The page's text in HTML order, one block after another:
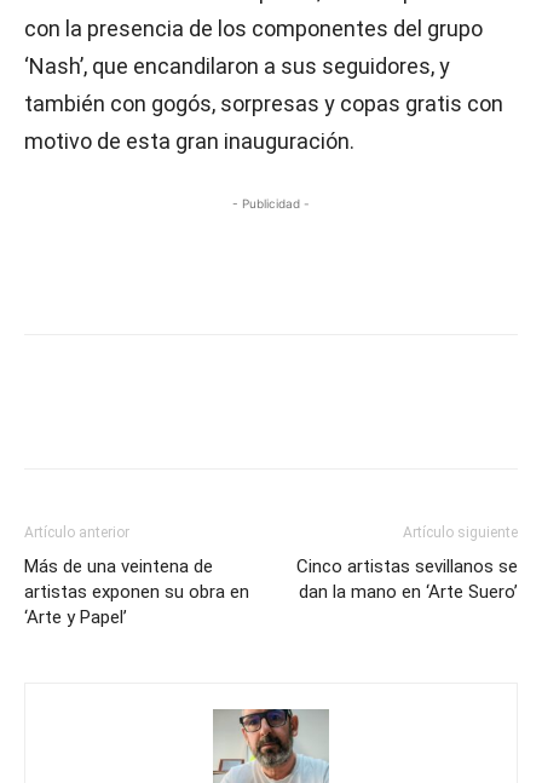
con la presencia de los componentes del grupo
‘Nash’, que encandilaron a sus seguidores, y
también con gogós, sorpresas y copas gratis con
motivo de esta gran inauguración.
- Publicidad -
Artículo anterior
Más de una veintena de
artistas exponen su obra en
‘Arte y Papel’
Artículo siguiente
Cinco artistas sevillanos se
dan la mano en ‘Arte Suero’